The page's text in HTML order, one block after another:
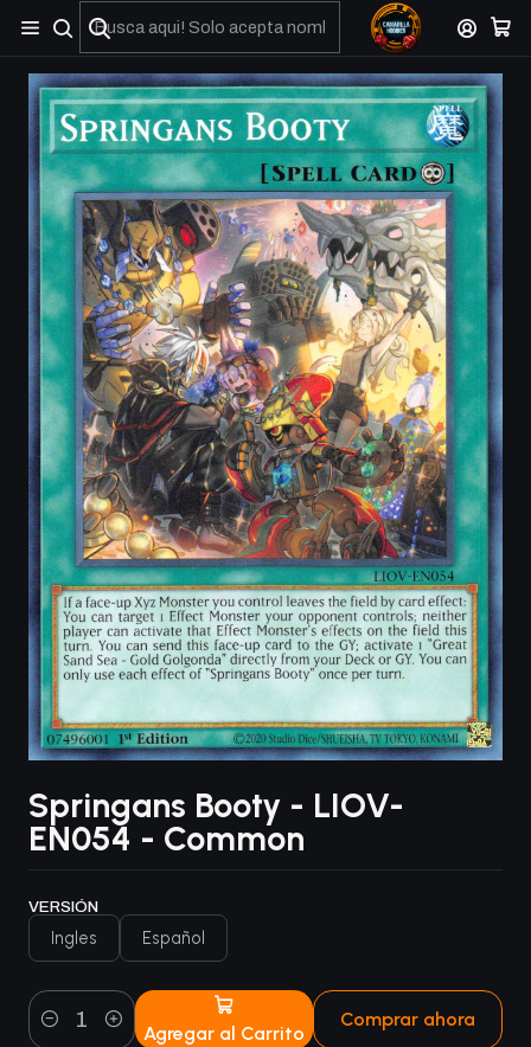
No olviden reportar sus depositos y transferencias por Whatsapp
Springans Booty - LIOV-
EN054 - Common
VERSIÓN
Ingles Español
Cantidad Agregar al Carrito
Comprar ahora